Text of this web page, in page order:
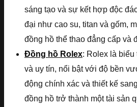
sáng tạo và sự kết hợp độc
đại như cao su, titan và gốm,
đồng hồ thể thao đẳng cấp và
Đồng hồ Rolex: Rolex là
và uy tín, nổi bật với độ bền
động chính xác và thiết kế
đồng hồ trở thành một tài sản